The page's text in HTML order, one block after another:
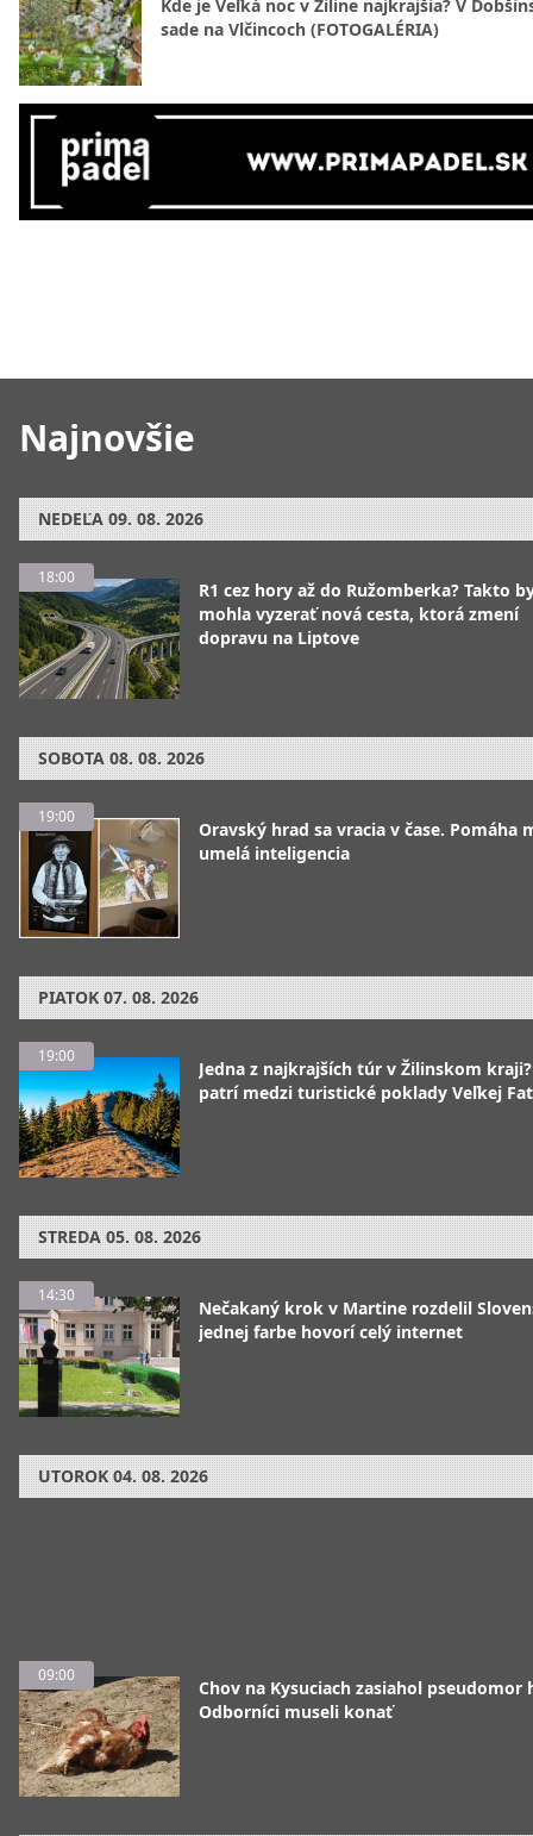
Najnovšie
NEDEĽA 09. 08. 2026
18:00
R1 cez hory až do Ružomberka? Takto
mohla vyzerať nová cesta, ktorá zmení
dopravu na Liptove
SOBOTA 08. 08. 2026
19:00
Oravský hrad sa vracia v čase. Pomáha
umelá inteligencia
PIATOK 07. 08. 2026
19:00
Jedna z najkrajších túr v Žilinskom
patrí medzi turistické poklady Veľkej
STREDA 05. 08. 2026
14:30
Nečakaný krok v Martine rozdelil
jednej farbe hovorí celý internet
UTOROK 04. 08. 2026
09:00
Chov na Kysuciach zasiahol pseudomor
Odborníci museli konať
Kde je Veľká noc v Žiline najkrajšia? V
sade na Vlčincoch (FOTOGALÉRIA)